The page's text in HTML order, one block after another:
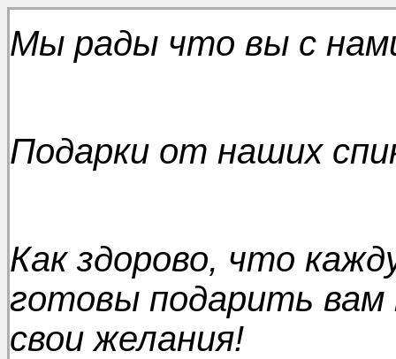
Мы рады что вы с
Подарки от наших
Как здорово, что
готовы подарить вам
свои желания!